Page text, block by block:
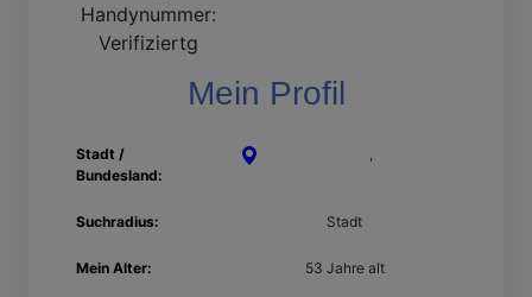
Handynummer:
Verifiziertg
Mein Profil
Stadt /
Bundesland:
,
Suchradius: Stadt
Mein Alter: 53 Jahre alt